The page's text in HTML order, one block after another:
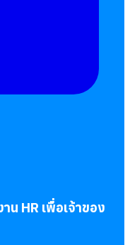
น HR เพื่อเจ้าของ